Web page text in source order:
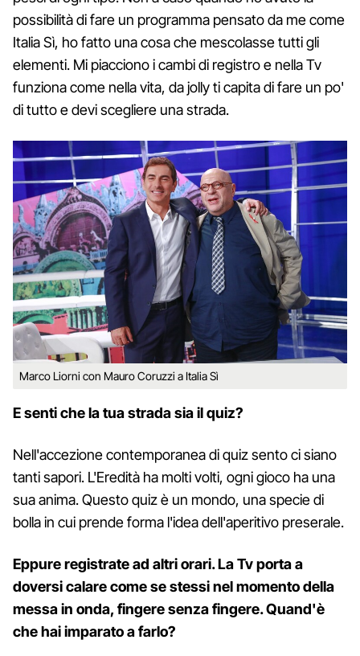
possibilità di fare un programma pensato da me come
Italia Sì, ho fatto una cosa che mescolasse tutti gli
elementi. Mi piacciono i cambi di registro e nella Tv
funziona come nella vita, da jolly ti capita di fare un po'
di tutto e devi scegliere una strada.
Marco Liorni con Mauro Coruzzi a Italia Sì
E senti che la tua strada sia il quiz?
Nell'accezione contemporanea di quiz sento ci siano
tanti sapori. L'Eredità ha molti volti, ogni gioco ha una
sua anima. Questo quiz è un mondo, una specie di
bolla in cui prende forma l'idea dell'aperitivo preserale.
Eppure registrate ad altri orari. La Tv porta a
doversi calare come se stessi nel momento della
messa in onda, fingere senza fingere. Quand'è
che hai imparato a farlo?